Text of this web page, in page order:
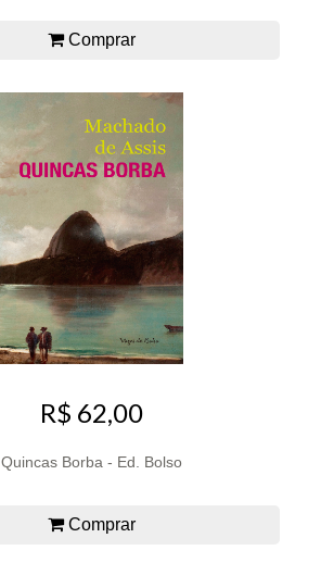
Comprar
R$ 62,00
Quincas Borba - Ed. Bolso
Comprar